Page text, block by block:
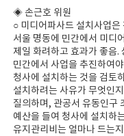
◈ 손근호 위원
○ 미디어파사드 설치사업
서울 명동에 민간에서 미디
제일 화려하고 효과가 좋음.
민간에서 사업을 추진하여
청사에 설치하는 것을 검토
설치하려는 사유가 무엇인
질의하며, 관공서 유동인구
예산을 들여 청사에 설치하
유지관리비는 얼마나 드는